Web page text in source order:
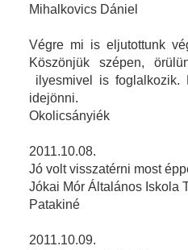
Mihalkovics Dániel
Végre mi is eljutottunk
Köszönjük szépen,
ilyesmivel is foglalkozik.
idejönni.
Okolicsányiék
2011.10.08.
Jó volt visszatérni most
Jókai Mór Általános Iskola
Patakiné
2011.10.09.